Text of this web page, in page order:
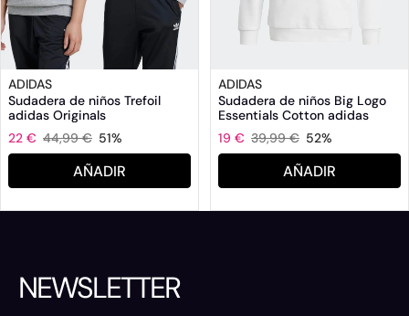
ADIDAS
Sudadera de niños Trefoil
adidas Originals
22 € 44,99 € 51%
AÑADIR
ADIDAS
Sudadera de niños Big Logo
Essentials Cotton adidas
19 € 39,99 € 52%
AÑADIR
NEWSLETTER